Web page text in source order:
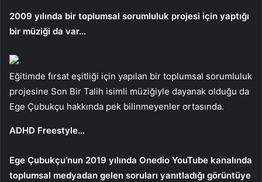
2009 yılında bir toplumsal sorumluluk projesi için yaptığı
bir müziği da var…
Eğitimde fırsat eşitliği için yapılan bir toplumsal sorumluluk
projesine Son Bir Talih isimli müziğiyle dayanak olduğu da
Ege Çubukçu hakkında pek bilinmeyenler ortasında.
ADHD Freestyle…
Ege Çubukçu’nun 2019 yılında Onedio YouTube kanalında
toplumsal medyadan gelen soruları yanıtladığı görüntüye